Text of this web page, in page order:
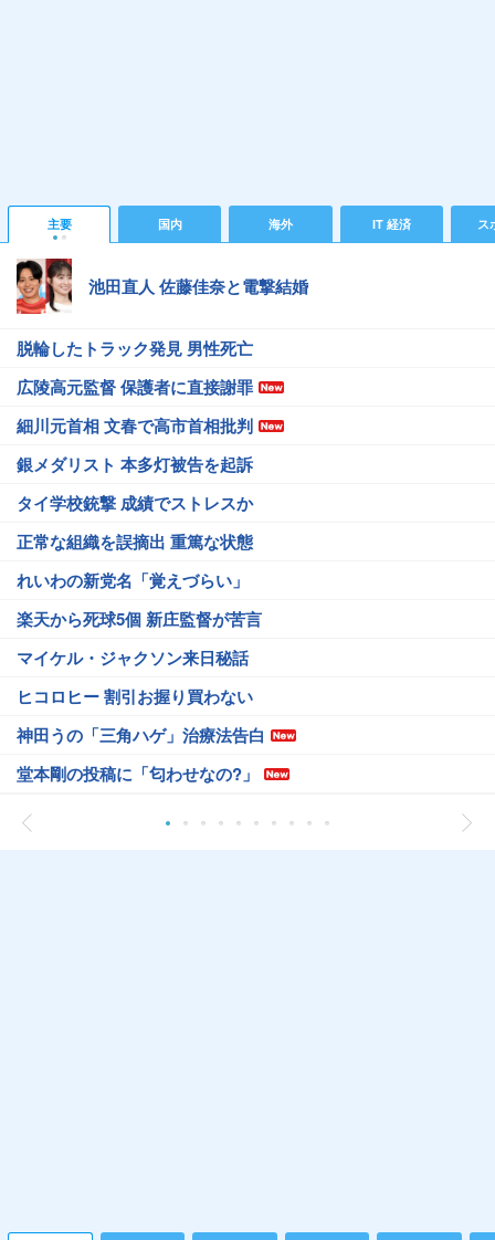
主要 国内 海外 IT 経済 ス
池田直人 佐藤佳奈と電撃結婚
脱輪したトラック発見 男性死亡
広陵高元監督 保護者に直接謝罪
細川元首相 文春で高市首相批判
銀メダリスト 本多灯被告を起訴
タイ学校銃撃 成績でストレスか
正常な組織を誤摘出 重篤な状態
れいわの新党名「覚えづらい」
楽天から死球5個 新庄監督が苦言
マイケル・ジャクソン来日秘話
ヒコロヒー 割引お握り買わない
神田うの「三角ハゲ」治療法告白
堂本剛の投稿に「匂わせなの?」